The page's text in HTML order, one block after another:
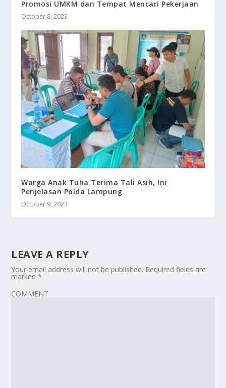
Promosi UMKM dan Tempat Mencari Pekerjaan
October 8, 2023
Warga Anak Tuha Terima Tali Asih, Ini
Penjelasan Polda Lampung
October 9, 2023
LEAVE A REPLY
Your email address will not be published. Required fields are
marked*
COMMENT